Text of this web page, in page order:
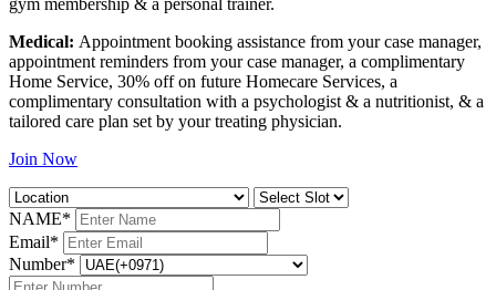
gym membership & a personal trainer.
Medical: Appointment booking assistance from your case manager,
appointment reminders from your case manager, a complimentary
Home Service, 30% off on future Homecare Services, a
complimentary consultation with a psychologist & a nutritionist, & a
tailored care plan set by your treating physician.
Join Now
NAME*
Email*
Number*